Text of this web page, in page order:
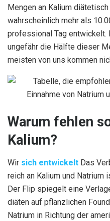
Mengen an Kalium
wahrscheinlich mehr als
professional Tag entwickelt.
ungefähr die Hälfte dieser
meisten von uns kommen
Warum fehlen
Kalium?
Wir sich entwickelt Das
reich an Kalium und Natrium
Der Flip spiegelt eine
diäten auf pflanzlichen
Natrium in Richtung der